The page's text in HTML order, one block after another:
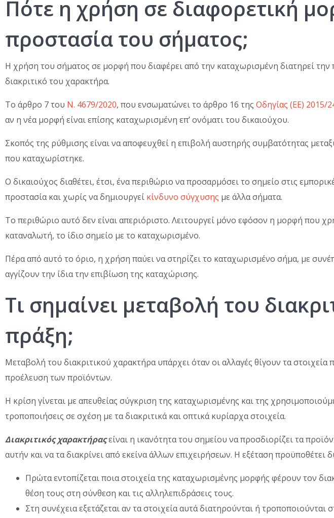
Πότε η χρήση σε διαφορετική
προστασία του σήματος;
Η χρήση του σήματος σε μορφή που διαφέρει από την καταχωρισμένη διατηρεί
διακριτικό του χαρακτήρα.
Το άρθρο 7 του Ν. 4679/2020, που ενσωματώνει το άρθρο 16 της Οδηγίας (ΕΕ) 2015/
αν η νέα μορφή είναι επίσης καταχωρισμένη επ’ ονόματι του δικαιούχου.
Σκοπός της ρύθμισης είναι να αποφευχθεί η επιβολή αυστηρής συμβατότητας
που καταχωρίστηκε.
Ο δικαιούχος διαθέτει, έτσι, ένα περιθώριο να προσαρμόσει το σημείο στις
προστασία και χωρίς να δημιουργεί κίνδυνο σύγχυσης με άλλα σήματα.
Το περιθώριο αυτό δεν είναι απεριόριστο. Λειτουργεί μόνο εφόσον η μορφή που
καταναλωτή, το ίδιο σημείο με το καταχωρισμένο.
Πέρα από αυτό το όριο, η χρήση παύει να στηρίζει το καταχωρισμένο σήμα, με
αγγίζουν την ίδια την επιβίωση της καταχώρισης.
Τι σημαίνει μεταβολή του
πράξη;
Μεταβολή του διακριτικού χαρακτήρα υπάρχει όταν οι αλλαγές θίγουν τα
προέλευση των προϊόντων.
Η κρίση γίνεται με απευθείας σύγκριση της καταχωρισμένης και της
τροποποιήσεις σε σχέση με τα διακριτικά και οπτικά κυρίαρχα στοιχεία.
Διακριτικός χαρακτήραςείναι η ικανότητα του σημείου να προσδιορίζει τα
αυτήν και να τα διακρίνει από εκείνα άλλων επιχειρήσεων. Η εξέταση προϋποθέτει
Πρώτα εντοπίζεται ποια στοιχεία της καταχωρισμένης μορφής φέρουν τον
θέση τους στη σύνθεση και τις αλληλεπιδράσεις τους.
Στη συνέχεια εξετάζεται αν τα στοιχεία αυτά διατηρούνται ή